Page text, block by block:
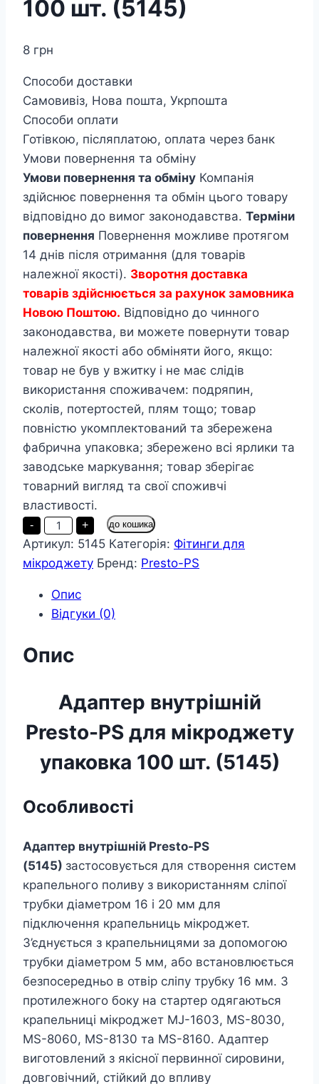
100 шт. (5145)
8 грн
Способи доставки
Самовивіз, Нова пошта, Укрпошта
Способи оплати
Готівкою, післяплатою, оплата через банк
Умови повернення та обміну
Умови повернення та обміну Компанія
здійснює повернення та обмін цього товару
відповідно до вимог законодавства. Терміни
повернення Повернення можливе протягом
14 днів після отримання (для товарів
належної якості). Зворотня доставка
товарів здійснюється за рахунок замовника
Новою Поштою. Відповідно до чинного
законодавства, ви можете повернути товар
належної якості або обміняти його, якщо:
товар не був у вжитку і не має слідів
використання споживачем: подряпин,
сколів, потертостей, плям тощо; товар
повністю укомплектований та збережена
фабрична упаковка; збережено всі ярлики та
заводське маркування; товар зберігає
товарний вигляд та свої споживчі
властивості.
-
Адаптер
внутрішній
Presto-
PS
для
упаковка
100
шт.
+ до кошика
Артикул: 5145 Категорія: Фітинги для
мікроджету Бренд: Presto-PS
Опис
Відгуки (0)
Опис
Адаптер внутрішній
Presto-PS для мікроджету
упаковка 100 шт. (5145)
Особливості
Адаптер внутрішній Presto-PS
(5145) застосовується для створення систем
крапельного поливу з використанням сліпої
трубки діаметром 16 і 20 мм для
підключення крапельниць мікроджет.
З’єднується з крапельницями за допомогою
трубки діаметром 5 мм, або встановлюється
безпосередньо в отвір сліпу трубку 16 мм. З
протилежного боку на стартер одягаються
крапельниці мікроджет MJ-1603, MS-8030,
MS-8060, MS-8130 та MS-8160. Адаптер
виготовлений з якісної первинної сировини,
довговічний, стійкий до впливу